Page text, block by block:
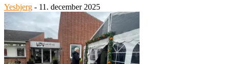
Yesbjerg - 11. december 2025